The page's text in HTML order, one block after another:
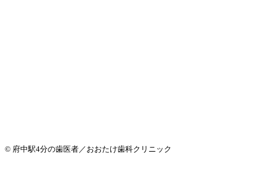
© 府中駅4分の歯医者／おおたけ歯科クリニック